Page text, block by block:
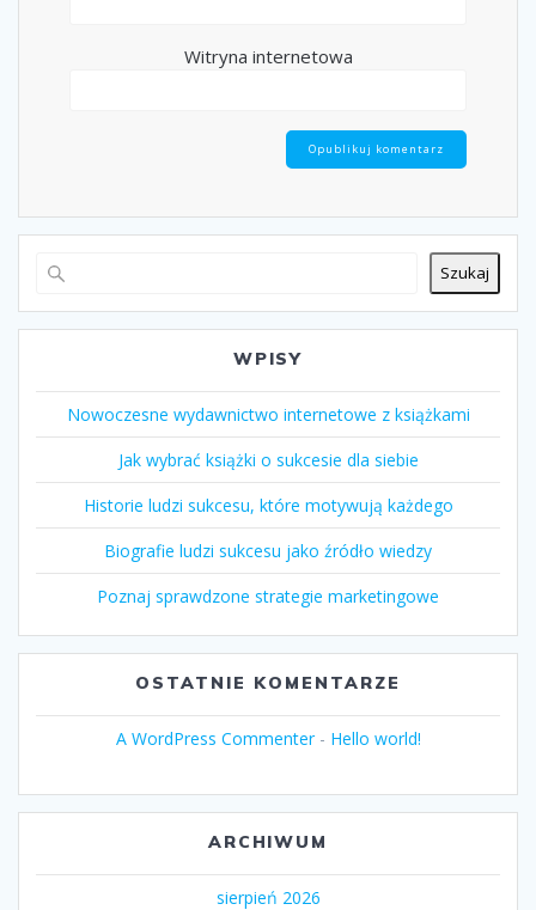
Witryna internetowa
Szukaj
WPISY
Nowoczesne wydawnictwo internetowe z książkami
Jak wybrać książki o sukcesie dla siebie
Historie ludzi sukcesu, które motywują każdego
Biografie ludzi sukcesu jako źródło wiedzy
Poznaj sprawdzone strategie marketingowe
OSTATNIE KOMENTARZE
A WordPress Commenter- Hello world!
ARCHIWUM
sierpień 2026